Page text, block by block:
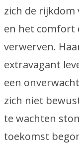
zich de rijkdom
en het comfort
verwerven.
extravagant
een
zich niet
te wachten
toekomst